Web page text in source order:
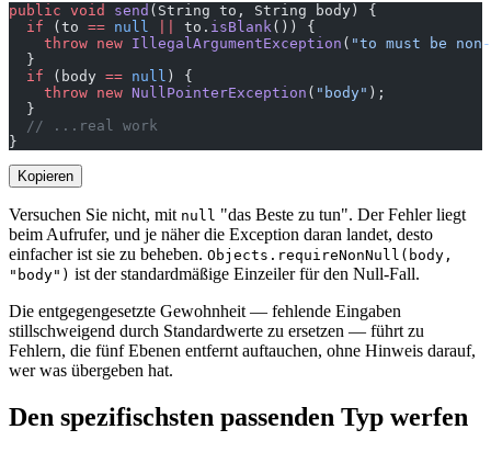
public void send (String to, String body) {
  if
(to == null to. isBlank ()) {
    throw
new IllegalArgumentException ( "to must be
  }
  if
(body == null ) {
    throw
new NullPointerException ( "body" );
  }
  // ...real work
}
Kopieren
Versuchen Sie nicht, mit null "das Beste zu tun". Der Fehler liegt
beim Aufrufer, und je näher die Exception daran landet, desto
einfacher ist sie zu beheben. Objects.requireNonNull(body,
"body") ist der standardmäßige Einzeiler für den Null-Fall.
Die entgegengesetzte Gewohnheit — fehlende Eingaben
stillschweigend durch Standardwerte zu ersetzen — führt zu
Fehlern, die fünf Ebenen entfernt auftauchen, ohne Hinweis darauf,
wer was übergeben hat.
Den spezifischsten passenden Typ werfen